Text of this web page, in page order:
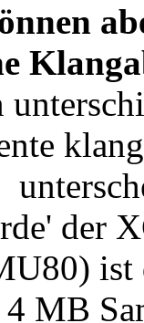
der
ist
MB